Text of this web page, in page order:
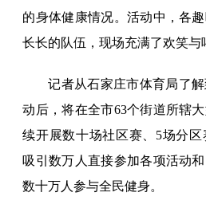
的身体健康情况。活动中，各
长长的队伍，现场充满了欢笑与
记者从石家庄市体育局了
动后，将在全市63个街道所辖
续开展数十场社区赛、5场分
吸引数万人直接参加各项活动
数十万人参与全民健身。